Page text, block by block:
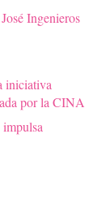
Ingenieros
iniciativa
por la CINA